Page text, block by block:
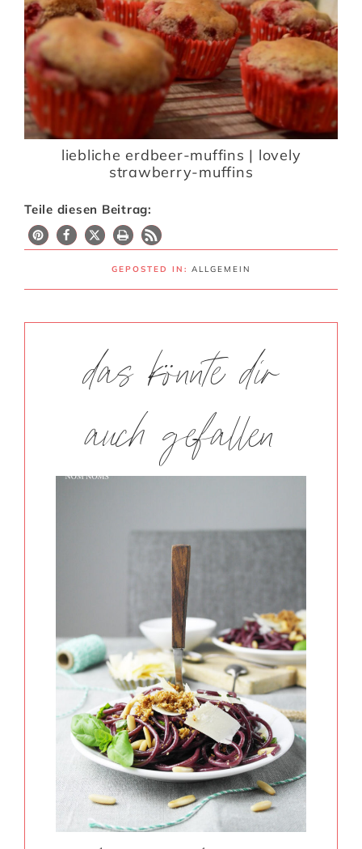
liebliche erdbeer-muffins | lovely
strawberry-muffins
Teile diesen Beitrag:
GEPOSTED IN: ALLGEMEIN
das könnte dir
auch gefallen